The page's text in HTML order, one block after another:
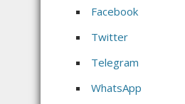
Facebook
Twitter
Telegram
WhatsApp